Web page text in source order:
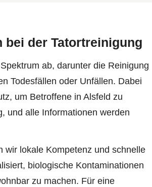
bei der Tatortreinigung
ab, darunter die Reinigung
Todesfällen oder Unfällen. Dabei
um Betroffene in Alsfeld zu
und alle Informationen werden
wir lokale Kompetenz und schnelle
biologische Kontaminationen
zu machen. Für eine